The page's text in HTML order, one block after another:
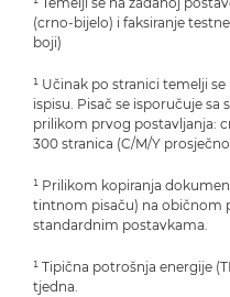
(crno-bijelo) i faksiranje
boji)
¹ Učinak po stranici temelji se
ispisu. Pisač se isporučuje
prilikom prvog postavljanja:
300 stranica (C/M/Y
¹ Prilikom kopiranja
tintnom pisaču) na običnom
standardnim postavkama.
¹ Tipična potrošnja energije
tjedna.